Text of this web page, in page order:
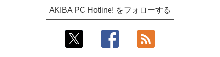
AKIBA PC Hotline! をフォローする